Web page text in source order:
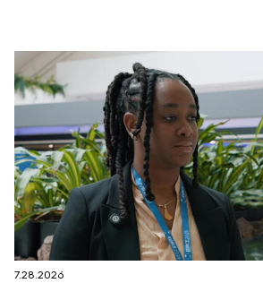
seguici su
7.28.2026